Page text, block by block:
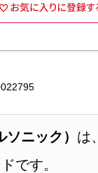
ニック） は
です。